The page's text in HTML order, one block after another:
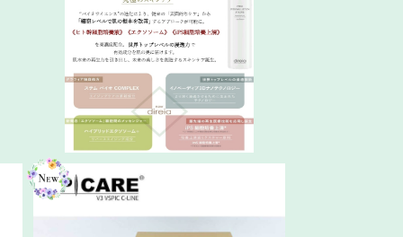
Direia STEMローション
¥8,500